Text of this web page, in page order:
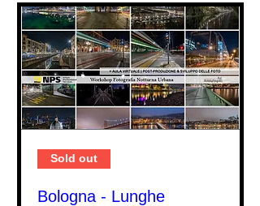
Sold out
Bologna - Lunghe